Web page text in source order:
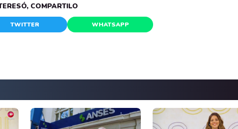
COMPARTILO
TWITTER WHATSAPP